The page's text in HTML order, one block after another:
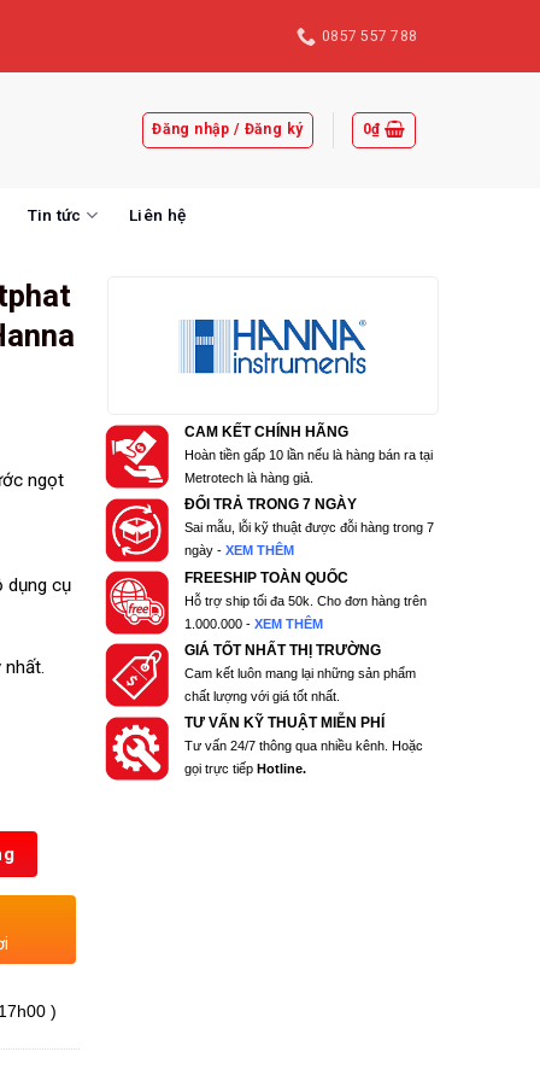
0857 557 788
Đăng nhập / Đăng ký 0₫
Tin tức Liên hệ
ngọt
dụng cụ
)
CAM KẾT CHÍNH HÃNG
Hoàn tiền gấp 10 lần nếu là hàng bán ra tại
Metrotech là hàng giả.
ĐỔI TRẢ TRONG 7 NGÀY
Sai mẫu, lỗi kỹ thuật được đỗi hàng trong 7
ngày -XEM THÊM
FREESHIP TOÀN QUỐC
Hỗ trợ ship tối đa 50k. Cho đơn hàng trên
1.000.000 -XEM THÊM
GIÁ TỐT NHẤT THỊ TRƯỜNG
Cam kết luôn mang lại những sản phẩm
chất lượng với giá tốt nhất.
TƯ VẤN KỸ THUẬT MIỄN PHÍ
Tư vấn 24/7 thông qua nhiều kênh. Hoặc
gọi trực tiếp Hotline.